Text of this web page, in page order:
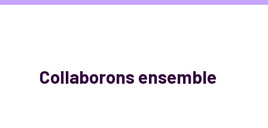
Collaborons ensemble